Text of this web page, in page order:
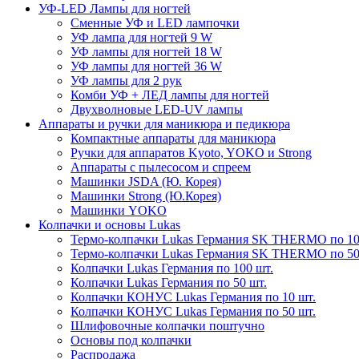
УФ-LED Лампы для ногтей
Сменные УФ и LED лампочки
УФ лампа для ногтей 9 W
УФ лампы для ногтей 18 W
УФ лампы для ногтей 36 W
УФ лампы для 2 рук
Комби УФ + ЛЕД лампы для ногтей
Двухволновые LED-UV лампы
Аппараты и ручки для маникюра и педикюра
Компактные аппараты для маникюра
Ручки для аппаратов Kyoto, YOKO и Strong
Аппараты с пылесосом и спреем
Машинки JSDA (Ю. Корея)
Машинки Strong (Ю.Корея)
Машинки YOKO
Колпачки и основы Lukas
Термо-колпачки Lukas Германия SK THERMO по
Термо-колпачки Lukas Германия SK THERMO по
Колпачки Lukas Германия по 100 шт.
Колпачки Lukas Германия по 50 шт.
Колпачки КОНУС Lukas Германия по 10 шт.
Колпачки КОНУС Lukas Германия по 50 шт.
Шлифовочные колпачки поштучно
Основы под колпачки
Распродажа